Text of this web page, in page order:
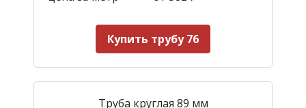
Купить трубу 76
Труба круглая 89 мм